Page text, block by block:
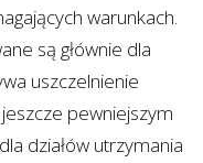
warunkach.
są głównie dla
uszczelnienie
pewniejszym
działów utrzymania